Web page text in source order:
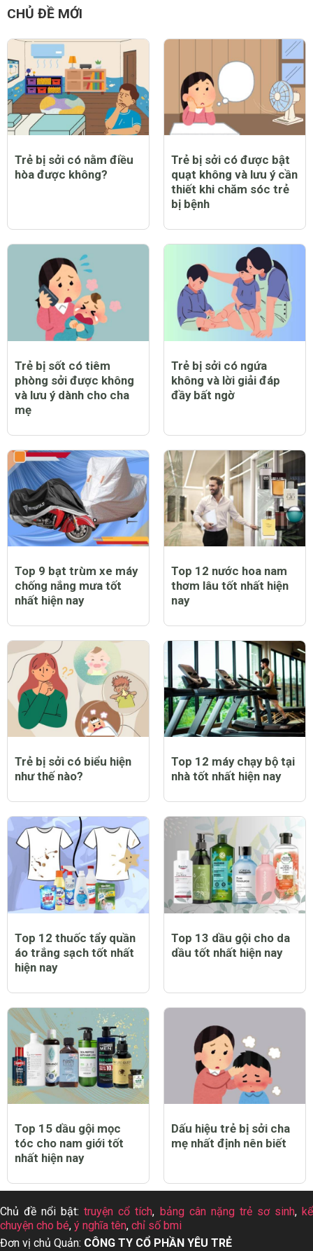
CHỦ ĐỀ MỚI
Trẻ bị sởi có nằm điều
hòa được không?
Trẻ bị sởi có được bật
quạt không và lưu ý cần
thiết khi chăm sóc trẻ
bị bệnh
Trẻ bị sốt có tiêm
phòng sởi được không
và lưu ý dành cho cha
mẹ
Trẻ bị sởi có ngứa
không và lời giải đáp
đầy bất ngờ
Top 9 bạt trùm xe máy
chống nắng mưa tốt
nhất hiện nay
Top 12 nước hoa nam
thơm lâu tốt nhất hiện
nay
Trẻ bị sởi có biểu hiện
như thế nào?
Top 12 máy chạy bộ tại
nhà tốt nhất hiện nay
Top 12 thuốc tẩy quần
áo trắng sạch tốt nhất
hiện nay
Top 13 dầu gội cho da
dầu tốt nhất hiện nay
Top 15 dầu gội mọc
tóc cho nam giới tốt
nhất hiện nay
Dấu hiệu trẻ bị sởi cha
mẹ nhất định nên biết
Chủ đề nổi bật:truyện cổ tích, bảng cân nặng trẻ sơ sinh,kể
chuyện cho bé, ý nghĩa tên, chỉ số bmi
Đơn vị chủ Quản: CÔNG TY CỔ PHẦN YÊU TRẺ